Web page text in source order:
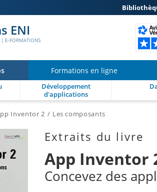
ENI
E-FORMATIONS
Formations en ligne
Développement
d'applications
Inventor 2 Les composants
Extraits du livre
App Inventor
Concevez des